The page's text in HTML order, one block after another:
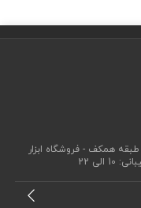
باران - طبقه همکف - فروشگاه ابزار
22